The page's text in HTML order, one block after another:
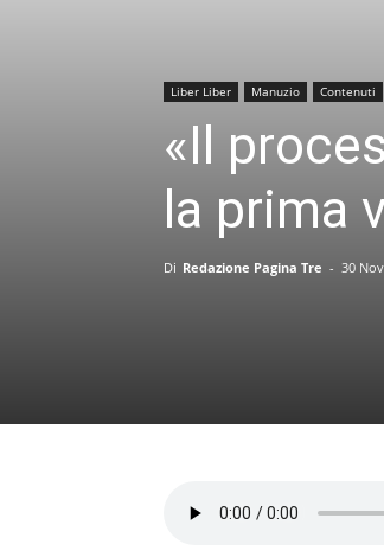
Liber Liber Manuzio Contenuti
«Il
la prima
Di Redazione Pagina Tre - 30